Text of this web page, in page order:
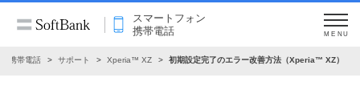
スマートフォン
携帯電話
MENU
携帯電話 サポート Xperia™ XZ 初期設定完了のエラー改善方法（Xperia™ XZ）